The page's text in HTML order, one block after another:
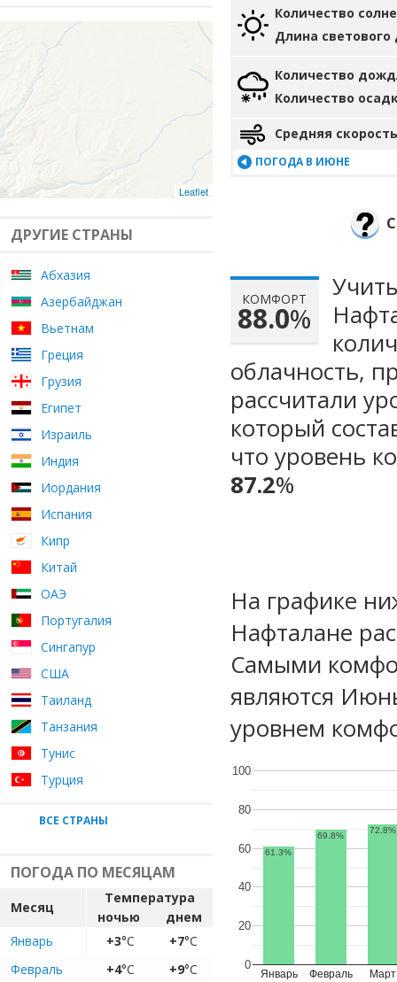
Leaflet
ДРУГИЕ СТРАНЫ
Абхазия
Азербайджан
Вьетнам
Греция
Грузия
Египет
Израиль
Индия
Иордания
Испания
Кипр
Китай
ОАЭ
Португалия
Сингапур
США
Таиланд
Танзания
Тунис
Турция
ВСЕ СТРАНЫ
ПОГОДА ПО МЕСЯЦАМ
Месяц
Температура
ночью
днем
Январь
+3°C +7°C
Февраль
+4°C +9°C
Количество
Длина светового
Количество
Количество
Средняя
ПОГОДА В ИЮНЕ
КОМФОРТ
88.0%
облачность,
рассчитали
который
что уровень
87.2%
На графике
Нафталане
Самыми
являются
уровнем
Январь Февраль Март
0
20
40
60
80
100
61.3%
69.8%
72.8%